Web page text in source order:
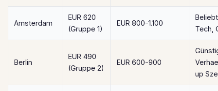
Amsterdam
EUR 620
(Gruppe 1)
EUR 800-1.100
Tech,
Berlin
EUR 490
(Gruppe 2)
EUR 600-900
up